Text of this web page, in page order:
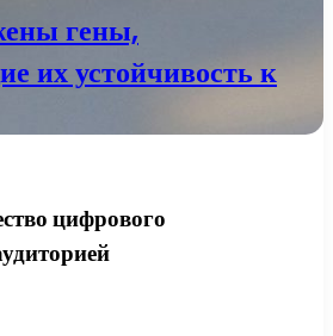
гены,
их устойчивость к
цифрового